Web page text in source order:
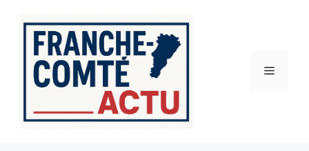
contenu
Menu